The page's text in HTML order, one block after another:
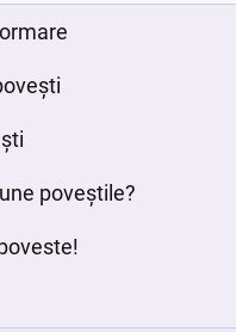
poveștile?